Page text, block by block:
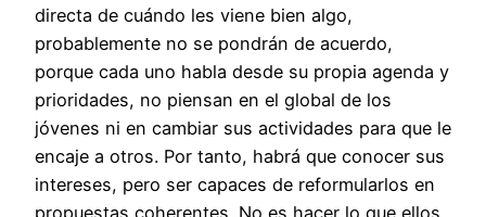
directa de cuándo les viene bien algo,
probablemente no se pondrán de acuerdo,
porque cada uno habla desde su propia agenda y
prioridades, no piensan en el global de los
jóvenes ni en cambiar sus actividades para que le
encaje a otros. Por tanto, habrá que conocer sus
intereses, pero ser capaces de reformularlos en